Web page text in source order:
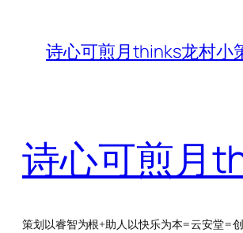
诗心可煎月thinks龙村小
诗心可煎月
策划以睿智为根+助人以快乐为本=云安堂=